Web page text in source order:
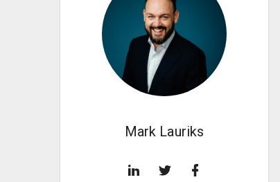
Mark Lauriks